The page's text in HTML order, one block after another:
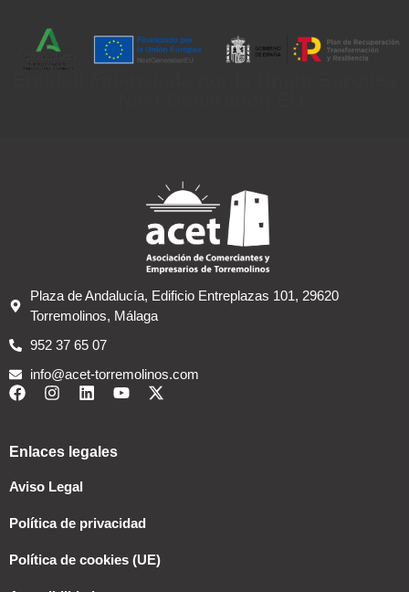
Plaza de Andalucía, Edificio Entreplazas 101, 29620
Torremolinos, Málaga
952 37 65 07
info@acet-torremolinos.com
Enlaces legales
Aviso Legal
Política de privacidad
Política de cookies (UE)